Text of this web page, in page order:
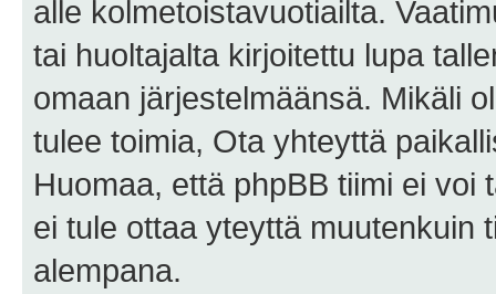
alle kolmetoistavuotiailta.
tai huoltajalta kirjoitettu lupa
omaan järjestelmäänsä. Mikäli
tulee toimia, Ota yhteyttä
Huomaa, että phpBB tiimi ei
ei tule ottaa yteyttä muutenkuin
alempana.